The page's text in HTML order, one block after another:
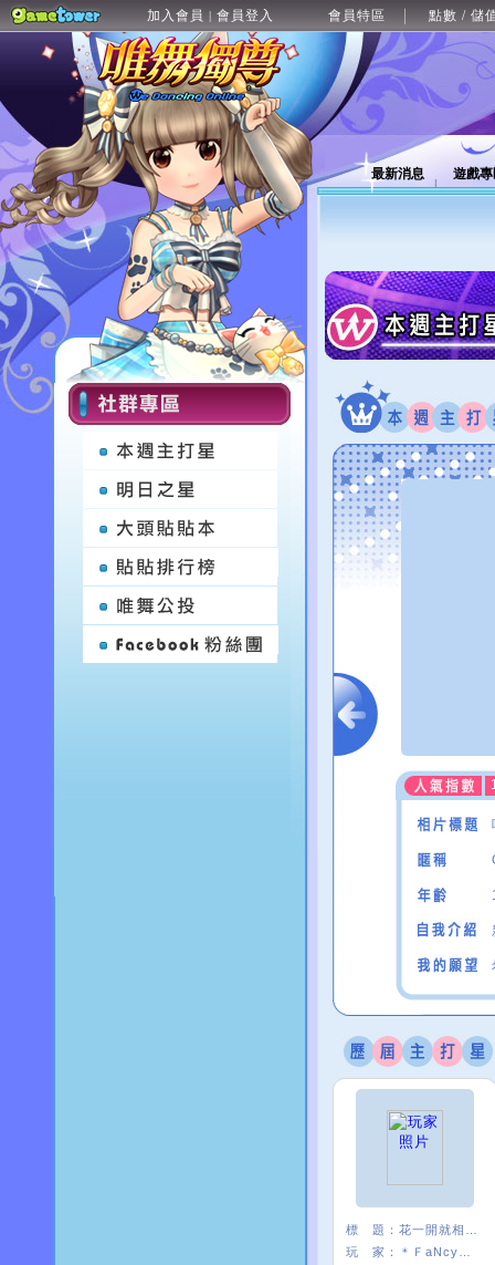
加入會員 | 會員登入 會員特區 點數 / 儲
最新消息 遊戲
標 題：
玩 家：